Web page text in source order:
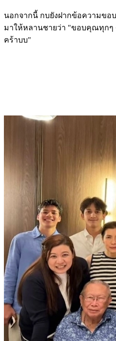
นอกจากนี้ กบยังฝากข้อความขอ
มาให้หลานชายว่า "ขอบคุณทุก
คร้าบบ"